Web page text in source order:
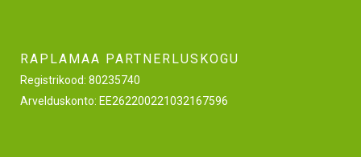
RAPLAMAA PARTNERLUSKOGU
Registrikood: 80235740
Arvelduskonto: EE262200221032167596